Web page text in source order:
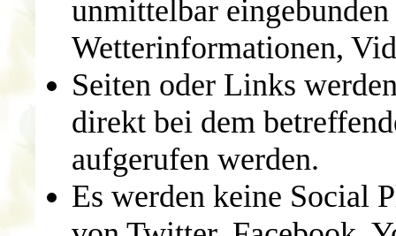
unmittelbar
Wetterinformationen,
Seiten oder Links
direkt bei dem
aufgerufen werden.
Es werden keine Social